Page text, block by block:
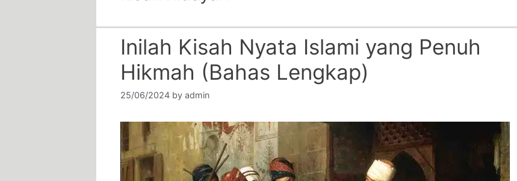
Inilah Kisah Nyata Islami yang Penuh
Hikmah (Bahas Lengkap)
25/06/2024 by admin